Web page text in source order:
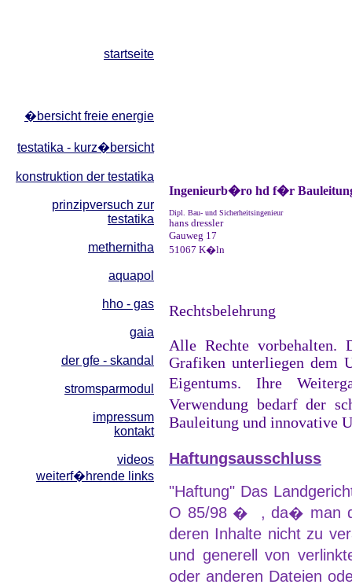
startseite
�bersicht freie energie
testatika - kurz�bersicht
konstruktion der testatika
prinzipversuch zur
testatika
methernitha
aquapol
hho - gas
gaia
der gfe - skandal
stromsparmodul
impressum
kontakt
videos
weiterf�hrende links
Ingenieurb�ro hd f�r
Dipl. Bau- und Sicherheitsingenieur
hans dressler
Gauweg 17
51067 K�ln
Rechtsbelehrung
Alle Rechte vorbehalten.
Grafiken unterliegen dem
Eigentums. Ihre
Verwendung bedarf der
Bauleitung und innovative
Haftungsausschluss
"Haftung" Das
O 85/98 � , da� man
deren Inhalte nicht zu
und generell von
oder anderen Dateien